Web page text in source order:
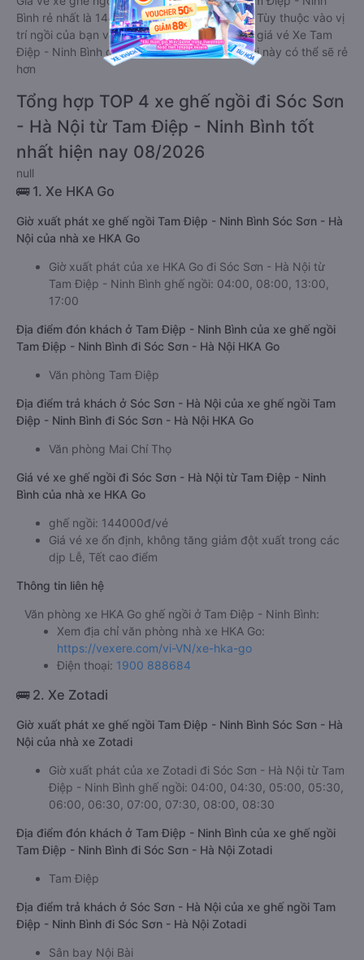
Bình rẻ nhất là 144000 của hãng xe HKA Go. Tùy thuộc vào vị
trí ngồi của bạn và chương trình khuyến mãi, giá vé Xe Tam
Điệp - Ninh Bình đi Sóc Sơn - Hà Nội ghế ngồi này có thể sẽ rẻ
hơn
Tổng hợp TOP 4 xe ghế ngồi đi Sóc Sơn
- Hà Nội từ Tam Điệp - Ninh Bình tốt
nhất hiện nay 08/2026
null
🚌 1. Xe HKA Go
Giờ xuất phát xe ghế ngồi Tam Điệp - Ninh Bình Sóc Sơn - Hà
Nội của nhà xe HKA Go
Giờ xuất phát của xe HKA Go đi Sóc Sơn - Hà Nội từ
Tam Điệp - Ninh Bình ghế ngồi: 04:00, 08:00, 13:00,
17:00
Địa điểm đón khách ở Tam Điệp - Ninh Bình của xe ghế ngồi
Tam Điệp - Ninh Bình đi Sóc Sơn - Hà Nội HKA Go
Văn phòng Tam Điệp
Địa điểm trả khách ở Sóc Sơn - Hà Nội của xe ghế ngồi Tam
Điệp - Ninh Bình đi Sóc Sơn - Hà Nội HKA Go
Văn phòng Mai Chí Thọ
Giá vé xe ghế ngồi đi Sóc Sơn - Hà Nội từ Tam Điệp - Ninh
Bình của nhà xe HKA Go
ghế ngồi: 144000đ/vé
Giá vé xe ổn định, không tăng giảm đột xuất trong các
dịp Lễ, Tết cao điểm
Thông tin liên hệ
Văn phòng xe HKA Go ghế ngồi ở Tam Điệp - Ninh Bình:
Xem địa chỉ văn phòng nhà xe HKA Go:
https://vexere.com/vi-VN/xe-hka-go
Điện thoại: 1900 888684
🚌 2. Xe Zotadi
Giờ xuất phát xe ghế ngồi Tam Điệp - Ninh Bình Sóc Sơn - Hà
Nội của nhà xe Zotadi
Giờ xuất phát của xe Zotadi đi Sóc Sơn - Hà Nội từ Tam
Điệp - Ninh Bình ghế ngồi: 04:00, 04:30, 05:00, 05:30,
06:00, 06:30, 07:00, 07:30, 08:00, 08:30
Địa điểm đón khách ở Tam Điệp - Ninh Bình của xe ghế ngồi
Tam Điệp - Ninh Bình đi Sóc Sơn - Hà Nội Zotadi
Tam Điệp
Địa điểm trả khách ở Sóc Sơn - Hà Nội của xe ghế ngồi Tam
Điệp - Ninh Bình đi Sóc Sơn - Hà Nội Zotadi
Sân bay Nội Bài